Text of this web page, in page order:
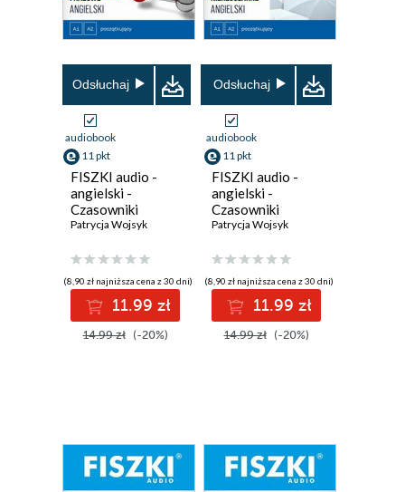
Odsłuchaj
audiobook
11 pkt
FISZKI audio -
angielski -
Czasowniki
frazowe
Patrycja Wojsyk
(8,90 zł najniższa cena z 30 dni)
11.99 zł
14.99 zł (-20%)
Odsłuchaj
audiobook
11 pkt
FISZKI audio -
angielski -
Czasowniki
nieregularne
Patrycja Wojsyk
(8,90 zł najniższa cena z 30 dni)
11.99 zł
14.99 zł (-20%)